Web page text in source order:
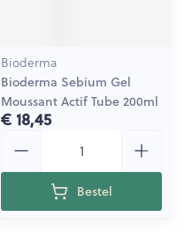
Bioderma
Bioderma Sebium Gel
Moussant Actif Tube 200ml
€ 18,45
Bestel